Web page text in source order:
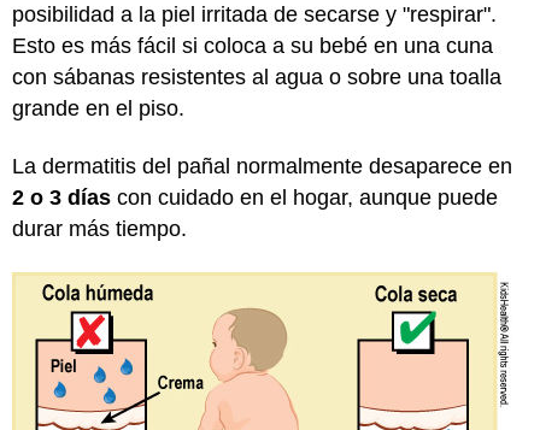
posibilidad a la piel irritada de secarse y "respirar".
Esto es más fácil si coloca a su bebé en una cuna
con sábanas resistentes al agua o sobre una toalla
grande en el piso.
La dermatitis del pañal normalmente desaparece en
2 o 3 días con cuidado en el hogar, aunque puede
durar más tiempo.